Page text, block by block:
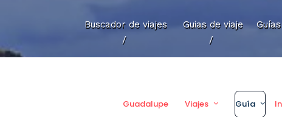
Buscador de viajes
/
Guias de viaje
/
Guadalupe Viajes Guía